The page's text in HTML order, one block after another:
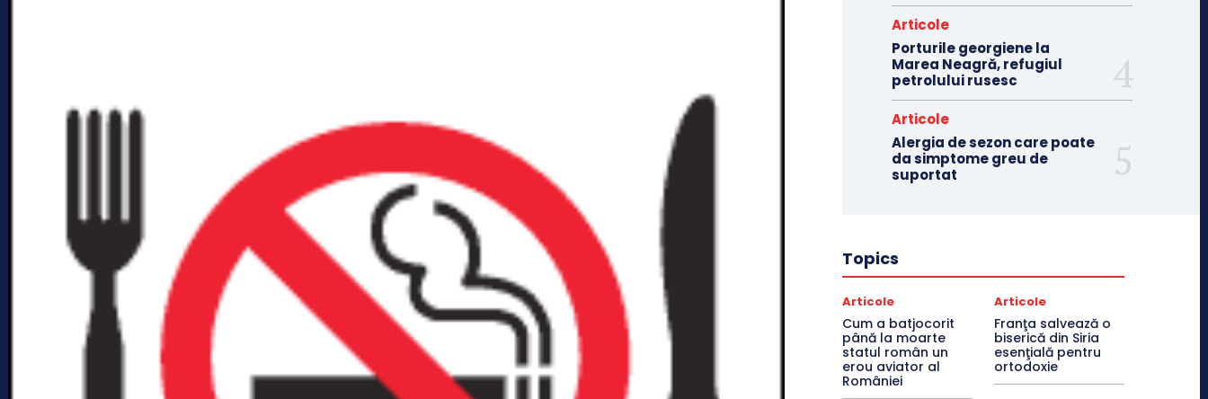
Articole
Porturile georgiene la
Marea Neagră, refugiul
petrolului rusesc
Articole
Alergia de sezon care poate
da simptome greu de
suportat
Topics
Articole
Cum a batjocorit
până la moarte
statul român un
erou aviator al
României
Articole
Franţa salvează o
biserică din Siria
esenţială pentru
ortodoxie